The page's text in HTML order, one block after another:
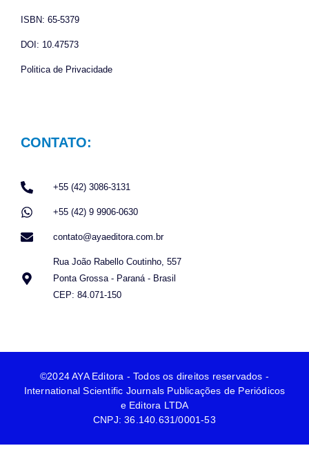
ISBN: 65-5379
DOI: 10.47573
Politica de Privacidade
CONTATO:
+55 (42) 3086-3131
+55 (42) 9 9906-0630
contato@ayaeditora.com.br
Rua João Rabello Coutinho, 557
Ponta Grossa - Paraná - Brasil
CEP: 84.071-150
©2024 AYA Editora - Todos os direitos reservados -
International Scientific Journals Publicações de Periódicos
e Editora LTDA
CNPJ: 36.140.631/0001-53